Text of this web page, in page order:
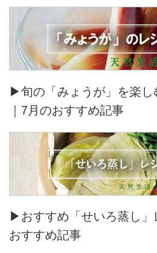
▶旬の「みょうが」を楽し
｜7月のおすすめ記事
▶おすすめ「せいろ蒸し」
おすすめ記事